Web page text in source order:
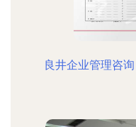
良井企业管理咨